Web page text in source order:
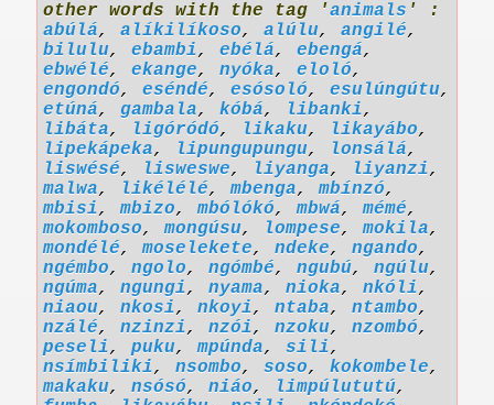
other words with the tag 'animals ' :
abúlá, alíkilíkoso, alúlu, angilé,
bilulu, ebambi, ebélá, ebengá,
ebwélé, ekange, nyóka, eloló,
engondó, eséndé, esósoló, esulúngútu,
etúná, gambala, kóbá, libanki,
libáta, ligóródó, likaku, likayábo,
lipekápeka, lipungupungu, lonsálá,
liswésé, lisweswe, liyanga, liyanzi,
malwa, likélélé,mbenga,mbínzó,
mbisi,mbizo,mbólókó,mbwá,mémé,
mokomboso,mongúsu, lompese,mokila,
mondélé,moselekete, ndeke, ngando,
ngémbo, ngolo, ngómbé, ngubú, ngúlu,
ngúma, ngungi, nyama, nioka, nkóli,
niaou, nkosi, nkoyi, ntaba, ntambo,
nzálé, nzinzi, nzói, nzoku, nzombó,
peseli, puku,mpúnda, sili,
nsímbiliki, nsombo, soso, kokombele,
makaku, nsósó, niáo, limpúlututú,